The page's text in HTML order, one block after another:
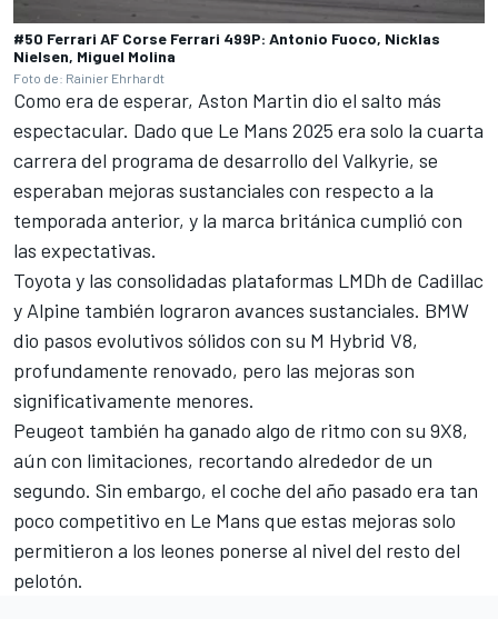
#50 Ferrari AF Corse Ferrari 499P: Antonio Fuoco, Nicklas
Nielsen, Miguel Molina
Foto de: Rainier Ehrhardt
Como era de esperar, Aston Martin dio el salto más
espectacular. Dado que Le Mans 2025 era solo la cuarta
carrera del programa de desarrollo del Valkyrie, se
esperaban mejoras sustanciales con respecto a la
temporada anterior, y la marca británica cumplió con
las expectativas.
Toyota y las consolidadas plataformas LMDh de Cadillac
y Alpine también lograron avances sustanciales. BMW
dio pasos evolutivos sólidos con su M Hybrid V8,
profundamente renovado, pero las mejoras son
significativamente menores.
Peugeot también ha ganado algo de ritmo con su 9X8,
aún con limitaciones, recortando alrededor de un
segundo. Sin embargo, el coche del año pasado era tan
poco competitivo en Le Mans que estas mejoras solo
permitieron a los leones ponerse al nivel del resto del
pelotón.